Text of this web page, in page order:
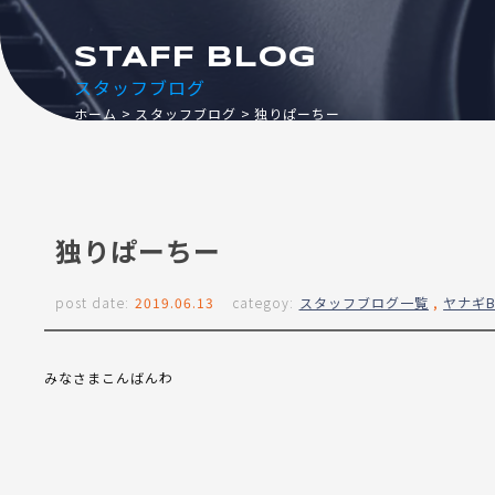
スタッフブログ
STAFF BLOG
ホーム スタッフブログ 独りぱーちー
独りぱーちー
post date: 2019.06.13 categoy: スタッフブログ一覧 , ヤナギ
みなさまこんばんわ